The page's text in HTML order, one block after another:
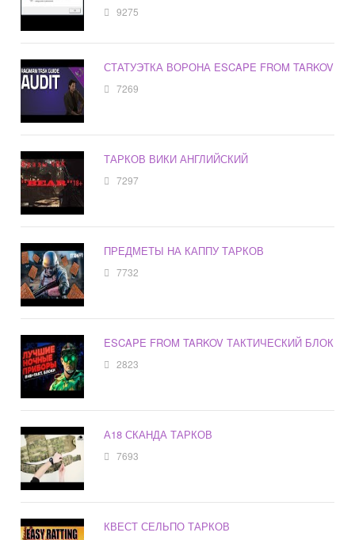
9275
СТАТУЭТКА ВОРОНА ESCAPE FROM TARKOV
7269
ТАРКОВ ВИКИ АНГЛИЙСКИЙ
7297
ПРЕДМЕТЫ НА КАППУ ТАРКОВ
7732
ESCAPE FROM TARKOV ТАКТИЧЕСКИЙ БЛОК
2823
А18 СКАНДА ТАРКОВ
7693
КВЕСТ СЕЛЬПО ТАРКОВ